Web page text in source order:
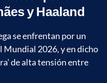
y Haaland
se enfrentan por un
Mundial 2026, y en dicho
de alta tensión entre